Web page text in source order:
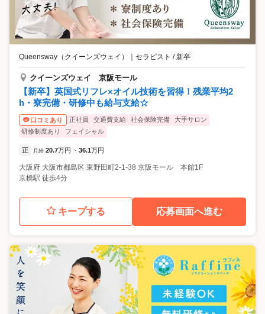
Queensway（クイーンズウェイ） セラピスト / 新卒
クイーンズウェイ 京阪モール
【新卒】英国式リフレ×オイル技術を習得！残業平均2
h・寮完備・研修中も給与支給☆
口コミあり 正社員 交通費支給 社会保険完備
大手サロン
研修制度あり
フェイシャル
正 月給 20.7万円 ~ 36.1万円
大阪府 大阪市都島区 東野田町2-1-38 京阪モール 本館1F
京橋駅 徒歩4分
キープする 応募画面へ進む